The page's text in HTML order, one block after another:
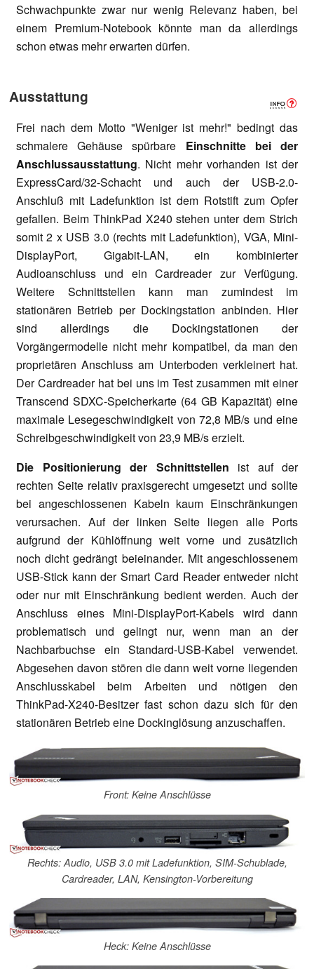
Schwachpunkte zwar nur wenig Relevanz haben, bei
einem Premium-Notebook könnte man da allerdings
schon etwas mehr erwarten dürfen.
Ausstattung
Frei nach dem Motto "Weniger ist mehr!" bedingt das
schmalere Gehäuse spürbare Einschnitte bei der
Anschlussausstattung. Nicht mehr vorhanden ist der
ExpressCard/32-Schacht und auch der USB-2.0-
Anschluß mit Ladefunktion ist dem Rotstift zum Opfer
gefallen. Beim ThinkPad X240 stehen unter dem Strich
somit 2 x USB 3.0 (rechts mit Ladefunktion), VGA, Mini-
DisplayPort, Gigabit-LAN, ein kombinierter
Audioanschluss und ein Cardreader zur Verfügung.
Weitere Schnittstellen kann man zumindest im
stationären Betrieb per Dockingstation anbinden. Hier
sind allerdings die Dockingstationen der
Vorgängermodelle nicht mehr kompatibel, da man den
proprietären Anschluss am Unterboden verkleinert hat.
Der Cardreader hat bei uns im Test zusammen mit einer
Transcend SDXC-Speicherkarte (64 GB Kapazität) eine
maximale Lesegeschwindigkeit von 72,8 MB/s und eine
Schreibgeschwindigkeit von 23,9 MB/s erzielt.
Die Positionierung der Schnittstellen ist auf der
rechten Seite relativ praxisgerecht umgesetzt und sollte
bei angeschlossenen Kabeln kaum Einschränkungen
verursachen. Auf der linken Seite liegen alle Ports
aufgrund der Kühlöffnung weit vorne und zusätzlich
noch dicht gedrängt beieinander. Mit angeschlossenem
USB-Stick kann der Smart Card Reader entweder nicht
oder nur mit Einschränkung bedient werden. Auch der
Anschluss eines Mini-DisplayPort-Kabels wird dann
problematisch und gelingt nur, wenn man an der
Nachbarbuchse ein Standard-USB-Kabel verwendet.
Abgesehen davon stören die dann weit vorne liegenden
Anschlusskabel beim Arbeiten und nötigen den
ThinkPad-X240-Besitzer fast schon dazu sich für den
stationären Betrieb eine Dockinglösung anzuschaffen.
Front: Keine Anschlüsse
Rechts: Audio, USB 3.0 mit Ladefunktion, SIM-Schublade,
Cardreader, LAN, Kensington-Vorbereitung
Heck: Keine Anschlüsse